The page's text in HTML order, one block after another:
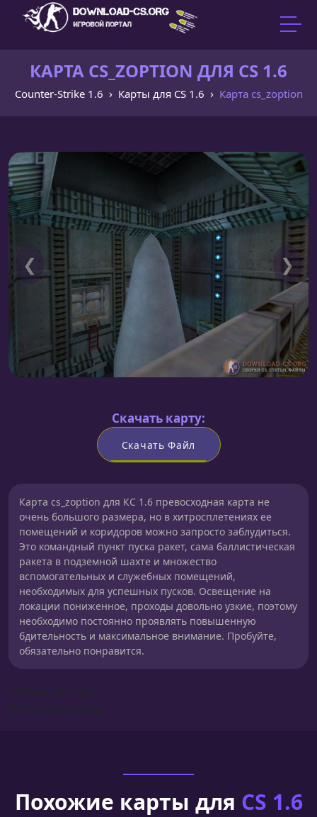
КАРТА CS_ZOPTION ДЛЯ CS 1.6
Counter-Strike 1.6 Карты для CS 1.6 Карта cs_zoption
❮ ❯
Скачать карту:
Скачать Файл
Карта cs_zoption для КС 1.6 превосходная карта не
очень большого размера, но в хитросплетениях ее
помещений и коридоров можно запросто заблудиться.
Это командный пункт пуска ракет, сама баллистическая
ракета в подземной шахте и множество
вспомогательных и служебных помещений,
необходимых для успешных пусков. Освещение на
локации пониженное, проходы довольно узкие, поэтому
необходимо постоянно проявлять повышенную
бдительность и максимальное внимание. Пробуйте,
обязательно понравится.
Похожие карты для CS 1.6